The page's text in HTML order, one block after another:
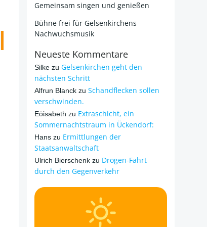
Gemeinsam singen und genießen
Bühne frei für Gelsenkirchens
Nachwuchsmusik
Neueste Kommentare
Silke zu Gelsenkirchen geht den
nächsten Schritt
Alfrun Blanck zu Schandflecken sollen
verschwinden.
Eöisabeth zu Extraschicht, ein
Sommernachtstraum in Ückendorf:
Hans zu Ermittlungen der
Staatsanwaltschaft
Ulrich Bierschenk zu Drogen-Fahrt
durch den Gegenverkehr